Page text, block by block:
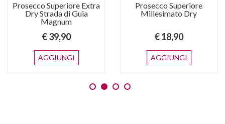
Prosecco Superiore Extra
Dry Strada di Guia
Magnum
€ 39,90
AGGIUNGI
Prosecco Superiore
Millesimato Dry
€ 18,90
AGGIUNGI